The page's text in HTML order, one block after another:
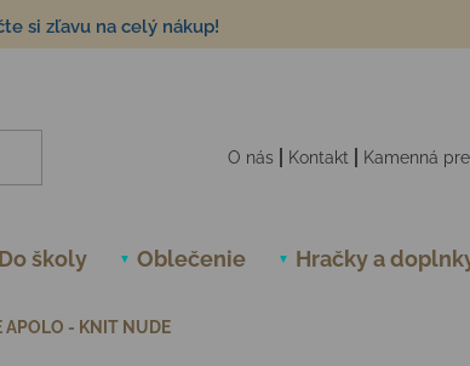
si zľavu na celý nákup!
O nás Kontakt Kamenná
Do školy Oblečenie Hračky a
APOLO - KNIT NUDE